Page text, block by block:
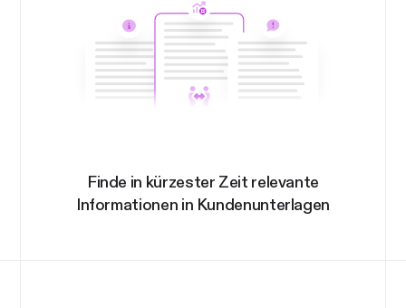
Finde in kürzester Zeit relevante
Informationen in Kundenunterlagen